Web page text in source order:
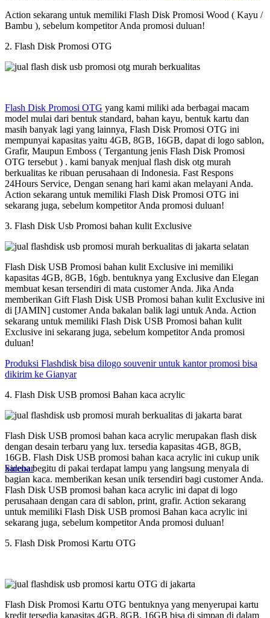
Action sekarang untuk memiliki Flash Disk Promosi Wood ( Kayu /
Bambu ), sebelum kompetitor Anda promosi duluan!
2. Flash Disk Promosi OTG
Flash Disk Promosi OTG yang kami miliki ada berbagai macam
model mulai dari bentuk standard, bahan kayu, bentuk kartu dan
masih banyak lagi yang lainnya, Flash Disk Promosi OTG ini
mempunyai kapasitas yaitu 4GB, 8GB, 16GB, dapat di logo sablon,
Grafir, Maupun Emboss ( Tergantung jenis Flash Disk Promosi
OTG tersebut ) . kami banyak menjual flash disk otg murah
berkualitas ke ribuan perusahaan di Indonesia. Fast Respons
24Hours Service, Dengan senang hari kami akan melayani Anda.
Action sekarang untuk memiliki Flash Disk Promosi OTG ini
sekarang juga, sebelum kompetitor Anda promosi duluan!
3. Flash Disk Usb Promosi bahan kulit Exclusive
Flash Disk USB Promosi bahan kulit Exclusive ini memiliki
kapasitas 4GB, 8GB, 16gb. bentuknya yang Exclusive dan Elegan
membuat kesan tersendiri di mata customer Anda. Jika Anda
memberikan Gift Flash Disk USB Promosi bahan kulit Exclusive ini
di [JAMIN] customer Anda bakalan balik lagi untuk Anda. Action
sekarang untuk memiliki Flash Disk USB Promosi bahan kulit
Exclusive ini sekarang juga, sebelum kompetitor Anda promosi
duluan!
Produksi Flashdisk bisa dilogo souvenir untuk kantor promosi bisa
dikirim ke Gianyar
4. Flash Disk USB promosi Bahan kaca acrylic
Flash Disk USB promosi bahan kaca acrylic merupakan flash disk
dengan desain terbaru yang lux. tersedia kapasitas 4GB, 8GB,
16GB. Flash Disk USB promosi bahan kaca acrylic ini cukup unik
karena begitu di pakai terdapat lampu yang langsung menyala di
bagian kaca. memberikan kesan unik tersendiri bagi customer Anda.
Flash Disk USB promosi bahan kaca acrylic ini dapat di logo
perusahaan dengan cara di sablon, print, grafir. Action sekarang
untuk memiliki Flash Disk USB promosi Bahan kaca acrylic ini
sekarang juga, sebelum kompetitor Anda promosi duluan!
5. Flash Disk Promosi Kartu OTG
Flash Disk Promosi Kartu OTG bentuknya yang menyerupai kartu
kredit tersedia kapasitas 4GB, 8GB, 16GB bisa di simpan di dalam
Sidebar